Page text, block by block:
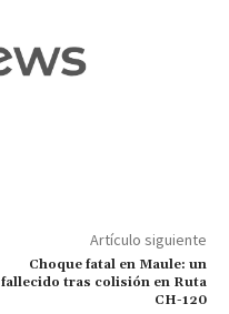
Artículo siguiente
Choque fatal en Maule: un
fallecido tras colisión en Ruta
CH-120